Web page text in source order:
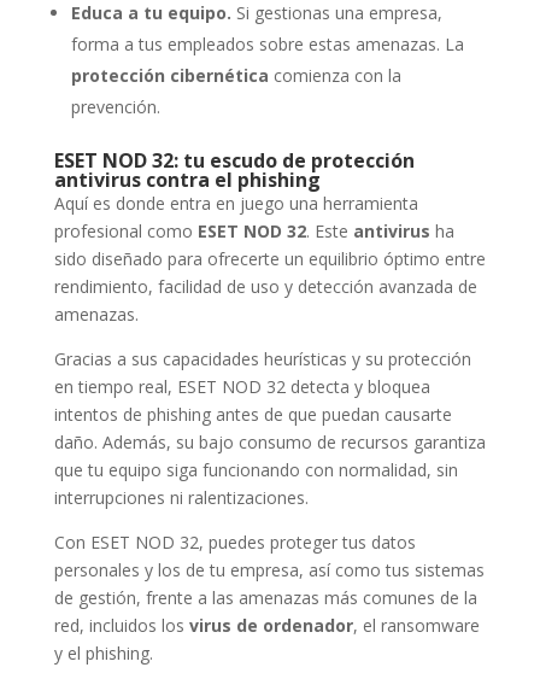
Educa a tu equipo. Si gestionas una empresa,
forma a tus empleados sobre estas amenazas. La
protección cibernética comienza con la
prevención.
ESET NOD 32: tu escudo de protección
antivirus contra el phishing
Aquí es donde entra en juego una herramienta
profesional como ESET NOD 32. Este antivirus ha
sido diseñado para ofrecerte un equilibrio óptimo entre
rendimiento, facilidad de uso y detección avanzada de
amenazas.
Gracias a sus capacidades heurísticas y su protección
en tiempo real, ESET NOD 32 detecta y bloquea
intentos de phishing antes de que puedan causarte
daño. Además, su bajo consumo de recursos garantiza
que tu equipo siga funcionando con normalidad, sin
interrupciones ni ralentizaciones.
Con ESET NOD 32, puedes proteger tus datos
personales y los de tu empresa, así como tus sistemas
de gestión, frente a las amenazas más comunes de la
red, incluidos los virus de ordenador, el ransomware
y el phishing.